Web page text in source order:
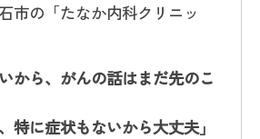
市の「たなか内科クリニッ
から、がんの話はまだ先のこ
特に症状もないから大丈夫」